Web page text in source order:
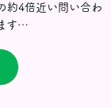
約4倍近い問い合わ
す…